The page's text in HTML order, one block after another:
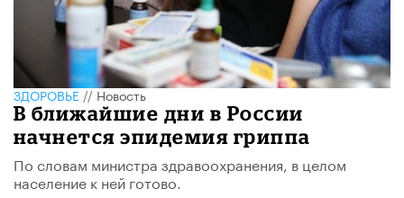
ЗДОРОВЬЕ//Новость
В ближайшие дни в России
начнется эпидемия гриппа
По словам министра здравоохранения, в целом
население к ней готово.